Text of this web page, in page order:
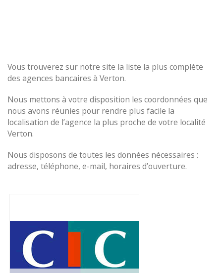
Vous trouverez sur notre site la liste la plus complète
des agences bancaires à Verton.
Nous mettons à votre disposition les coordonnées que
nous avons réunies pour rendre plus facile la
localisation de l’agence la plus proche de votre localité
Verton.
Nous disposons de toutes les données nécessaires :
adresse, téléphone, e-mail, horaires d’ouverture.